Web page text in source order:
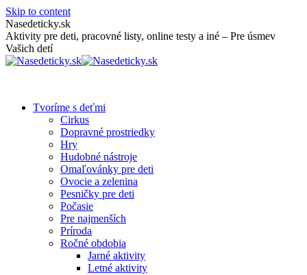
Skip to content
Nasedeticky.sk
Aktivity pre deti, pracovné listy, online testy a iné – Pre úsmev
Vašich detí
Tvoríme s deťmi
Cirkus
Dopravné prostriedky
Hry
Hudobné nástroje
Omaľovánky pre deti
Ovocie a zelenina
Pesničky pre deti
Počasie
Pre najmenších
Príroda
Ročné obdobia
Jarné aktivity
Letné aktivity